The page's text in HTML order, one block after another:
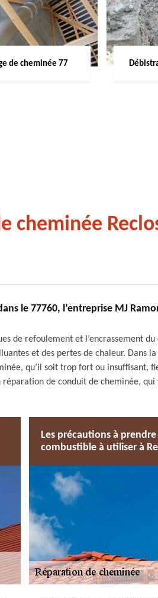
de cheminée 77
cheminée
le 77760, l’entreprise MJ
de refoulement et l’encrassement
et des pertes de chaleur. Dans
qu’il soit trop fort ou insuffisant,
réparation de conduit de cheminée, qui
Les précautions à
combustible à utiliser à